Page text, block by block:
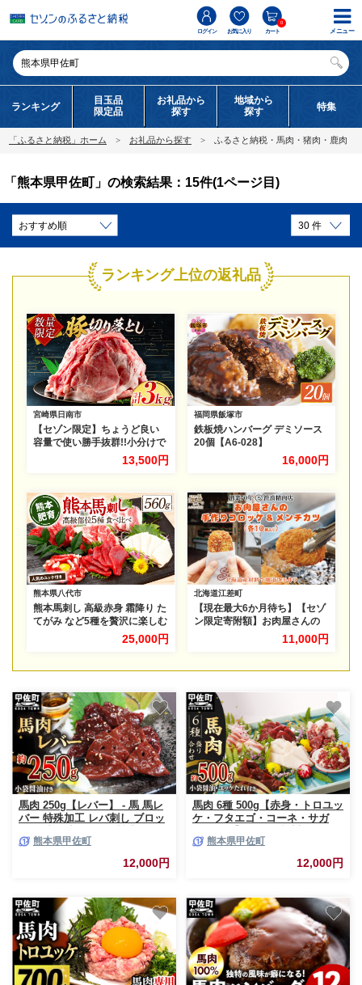
ログイン お気に入り カート
0
ランキング
目玉品
限定品
お礼品から
探す
地域から
探す
特集
「ふるさと納税」ホーム お礼品から探す ふるさと納税・馬肉・猪肉・鹿肉
「熊本県甲佐町」の検索結果：15件(1ページ目)
ランキング上位の返礼品
宮崎県日南市
【セゾン限定】ちょうど良い
容量で使い勝手抜群!!小分けで
便利 数量限定 豚 切り落とし
計3kg お肉 豚肉 ポーク 国産
食材 おすすめ おかず 食品 炒
め物 お弁当 豚丼 豚しゃぶ し
ゃぶしゃぶ 焼肉 お祝い 記念日
ギフト 贈り物 贈答 プレゼント
おすそ分け 宮崎県 日南市 送料
無料_BCV1-24
13,500円
福岡県飯塚市
鉄板焼ハンバーグ デミソース
20個【A6-028】
16,000円
熊本県八代市
熊本馬刺し 高級赤身 霜降り た
てがみ など5種を贅沢に楽しむ
セットに馬刺しユッケ付き
25,000円
北海道江差町
【現在最大6か月待ち】【セゾ
ン限定寄附額】お肉屋さんの
手作りコロッケ＆メンチカツ
（各10個） 創業70年マルミ
道産材料 簡単調理 揚げる
ケ 冷凍メンチカツ
11,000円
馬肉 250g【レバー】 - 馬 馬レ
バー 特殊加工 レバ刺し ブロッ
温調理 生食食感 人気 おすすめ
熊本県甲佐町
12,000円
馬肉 6種 500g【赤身・トロユッ
ケ・フタエゴ・コーネ・サガ
調理 馬刺し 熊本 盛り合わせ バ
ラエティーセット 詰め合わせセ
ット 人気部位 醬油付 おすすめ
熊本県甲佐町
12,000円
メニュー